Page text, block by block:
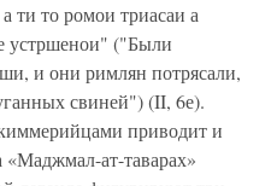
ти то ромои триасаи а
устршенои" ("Были
и они римлян потрясали,
свиней") (II, 6е).
приводит и
«Маджмал-ат-таварах»